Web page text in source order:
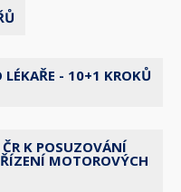
LÉKAŘE - 10+1 KROKŮ
K POSUZOVÁNÍ
MOTOROVÝCH